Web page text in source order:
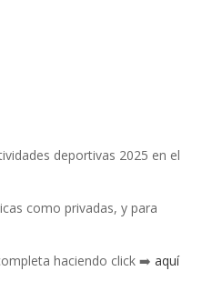
deportivas 2025 en el
como privadas, y para
haciendo click ➡️ aquí